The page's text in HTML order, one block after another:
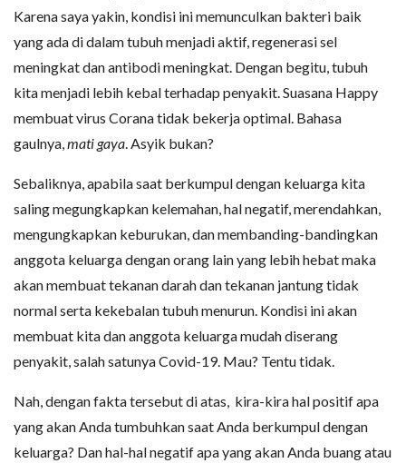
Karena saya yakin, kondisi ini memunculkan bakteri baik
yang ada di dalam tubuh menjadi aktif, regenerasi sel
meningkat dan antibodi meningkat. Dengan begitu, tubuh
kita menjadi lebih kebal terhadap penyakit. Suasana Happy
membuat virus Corana tidak bekerja optimal. Bahasa
gaulnya, mati gaya . Asyik bukan?
Sebaliknya, apabila saat berkumpul dengan keluarga kita
saling megungkapkan kelemahan, hal negatif, merendahkan,
mengungkapkan keburukan, dan membanding-bandingkan
anggota keluarga dengan orang lain yang lebih hebat maka
akan membuat tekanan darah dan tekanan jantung tidak
normal serta kekebalan tubuh menurun. Kondisi ini akan
membuat kita dan anggota keluarga mudah diserang
penyakit, salah satunya Covid-19. Mau? Tentu tidak.
Nah, dengan fakta tersebut di atas, kira-kira hal positif apa
yang akan Anda tumbuhkan saat Anda berkumpul dengan
keluarga? Dan hal-hal negatif apa yang akan Anda buang atau